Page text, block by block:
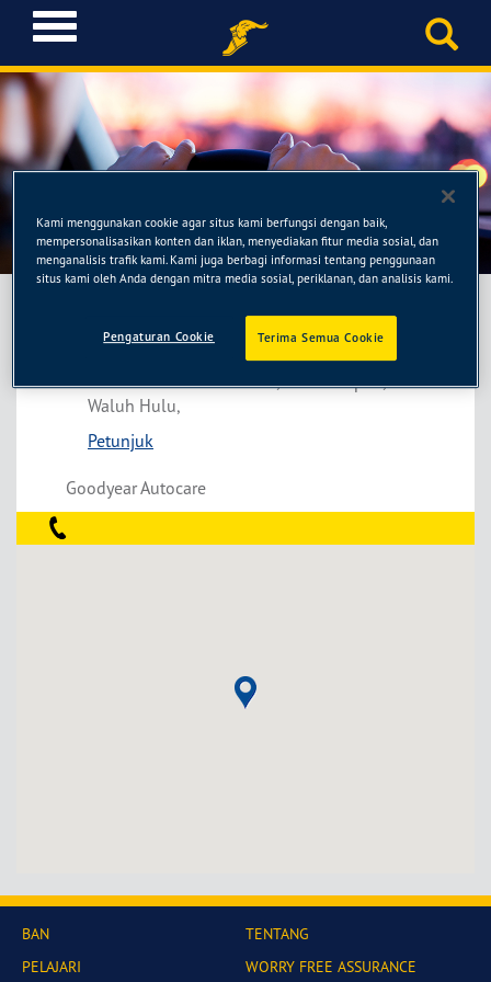
T
o
g
e
n
v
i
g
a
n
Auto Muara Baru
Jl. Jendral Sudirman LK. 2, Aek Kanopan,
Waluh Hulu,
Petunjuk
Goodyear Autocare
BAN
PELAJARI
TENTANG
WORRY FREE ASSURANCE
Kami menggunakan cookie agar situs kami berfungsi dengan baik,
mempersonalisasikan konten dan iklan, menyediakan fitur media sosial, dan
menganalisis trafik kami. Kami juga berbagi informasi tentang penggunaan
situs kami oleh Anda dengan mitra media sosial, periklanan, dan analisis kami.
Terima Semua Cookie
Pengaturan Cookie